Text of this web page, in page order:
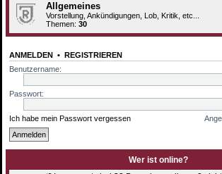
Allgemeines
Vorstellung, Ankündigungen, Lob, Kritik, etc...
Themen: 30
ANMELDEN • REGISTRIEREN
Benutzername:
Passwort:
Ich habe mein Passwort vergessen
Wer ist online?